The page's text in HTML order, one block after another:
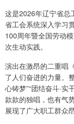
这是2026年辽宁省总
省工会系统深入学习
100周年暨全国劳动
次生动实践。
演出在激昂的二重唱
了人们奋进的力量。
心铸梦”“团结奋斗·实
款款的独唱，也有气
展现了广大职工群众